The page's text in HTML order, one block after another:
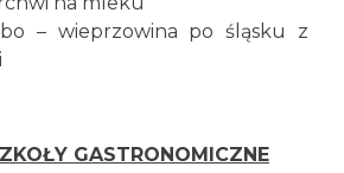
– wieprzowina po śląsku z
GASTRONOMICZNE